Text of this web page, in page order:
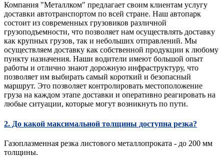
Компания "Металлком" предлагает своим клиентам услугу
доставки автотранспортом по всей стране. Наш автопарк
состоит из современных грузовиков различной
грузоподъемности, что позволяет нам осуществлять доставку
как крупных грузов, так и небольших отправлений. Мы
осуществляем доставку как собственной продукции к любому
пункту назначения. Наши водители имеют большой опыт
работы и отлично знают дорожную инфраструктуру, что
позволяет им выбирать самый короткий и безопасный
маршрут. Это позволяет контролировать местоположение
груза на каждом этапе доставки и оперативно реагировать на
любые ситуации, которые могут возникнуть по пути.
2. До какой максимальной толщины доступна резка?
Газоплазменная резка листового металлопроката - до 200 мм
толщины.